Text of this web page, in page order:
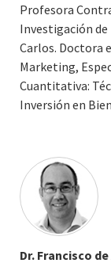
Profesora
Investigación de
Carlos. Doctora
Marketing,
Cuantitativa:
Inversión en
Licenciada en
Sociales,
Dr. Francisco